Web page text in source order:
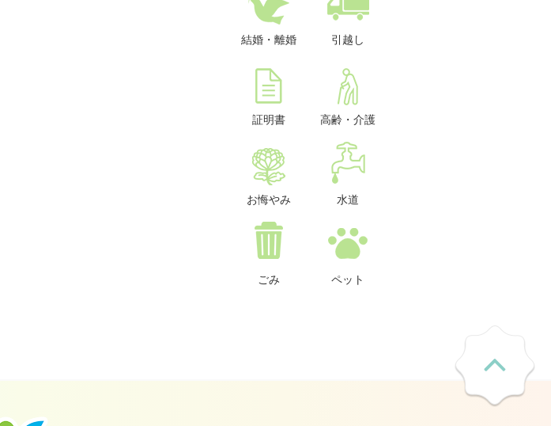
結婚・離婚 引越し
証明書 高齢・介護
お悔やみ 水道
ごみ ペット